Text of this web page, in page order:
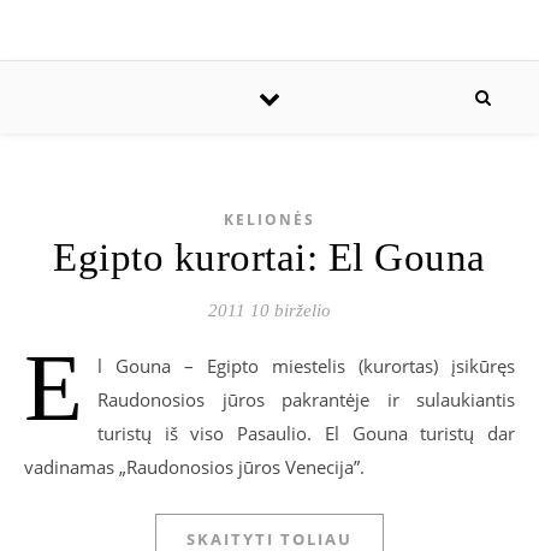
KELIONĖS
Egipto kurortai: El Gouna
2011 10 birželio
E
l Gouna – Egipto miestelis (kurortas) įsikūręs
Raudonosios jūros pakrantėje ir sulaukiantis
turistų iš viso Pasaulio. El Gouna turistų dar
vadinamas „Raudonosios jūros Venecija”.
SKAITYTI TOLIAU